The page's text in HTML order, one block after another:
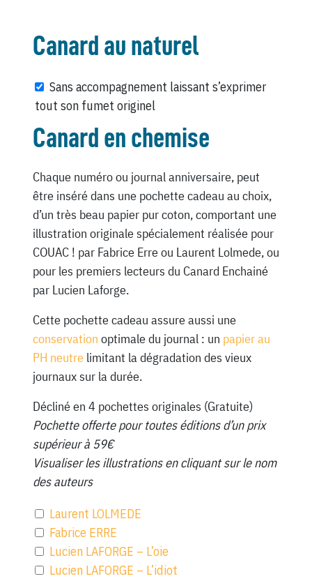
Canard au naturel
Sans accompagnement laissant s’exprimer
tout son fumet originel
Canard en chemise
Chaque numéro ou journal anniversaire, peut
être inséré dans une pochette cadeau au choix,
d’un très beau papier pur coton, comportant une
illustration originale spécialement réalisée pour
COUAC ! par Fabrice Erre ou Laurent Lolmede, ou
pour les premiers lecteurs du Canard Enchainé
par Lucien Laforge.
Cette pochette cadeau assure aussi une
conservation optimale du journal : un papier au
PH neutrelimitant la dégradation des vieux
journaux sur la durée.
Décliné en 4 pochettes originales (Gratuite)
Pochette offerte pour toutes éditions d’un prix
supérieur à 59€
Visualiser les illustrations en cliquant sur le nom
des auteurs
Laurent LOLMEDE
Fabrice ERRE
Lucien LAFORGE – L’oie
Lucien LAFORGE – L’idiot